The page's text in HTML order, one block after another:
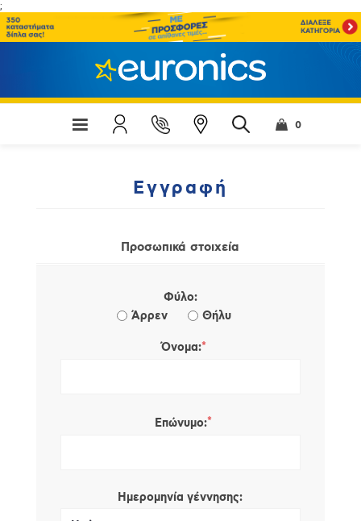
;
0
Εγγραφή
Προσωπικά στοιχεία
Φύλο:
Άρρεν
Θήλυ
Όνομα:*
Επώνυμο:*
Ημερομηνία γέννησης: